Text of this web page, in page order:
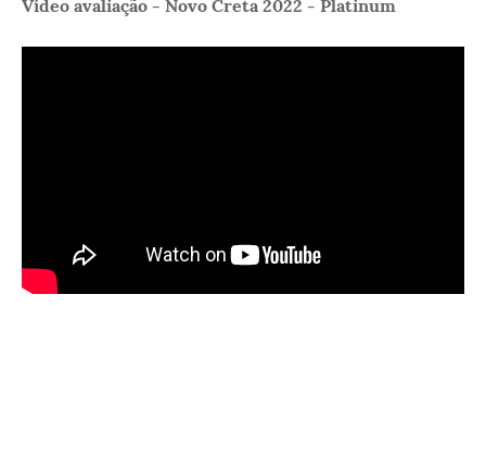
Vídeo avaliação - Novo Creta 2022 - Platinum